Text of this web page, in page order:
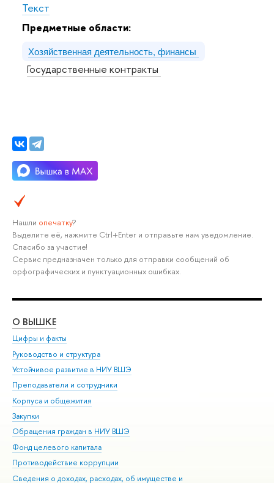
Текст
Предметные области:
Хозяйственная деятельность, финансы
Государственные контракты
Нашли опечатку?
Выделите её, нажмите Ctrl+Enter и отправьте нам уведомление.
Спасибо за участие!
Сервис предназначен только для отправки сообщений об
орфографических и пунктуационных ошибках.
О ВЫШКЕ
Цифры и факты
Руководство и структура
Устойчивое развитие в НИУ ВШЭ
Преподаватели и сотрудники
Корпуса и общежития
Закупки
Обращения граждан в НИУ ВШЭ
Фонд целевого капитала
Противодействие коррупции
Сведения о доходах, расходах, об имуществе и